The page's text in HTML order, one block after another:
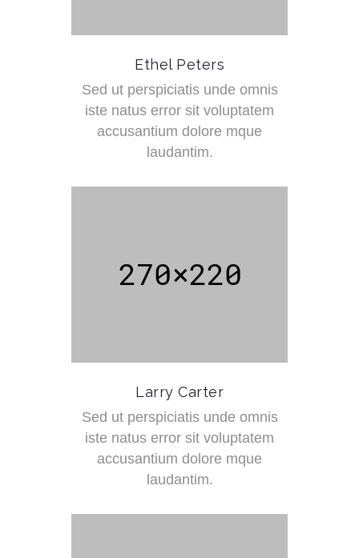
Ethel Peters
Sed ut perspiciatis unde omnis
iste natus error sit voluptatem
accusantium dolore mque
laudantim.
Larry Carter
Sed ut perspiciatis unde omnis
iste natus error sit voluptatem
accusantium dolore mque
laudantim.